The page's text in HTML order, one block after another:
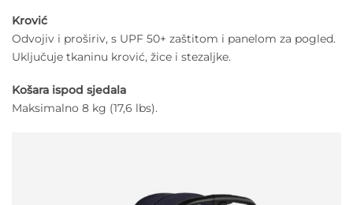
Krović
Odvojiv i proširiv, s UPF 50+ zaštitom i panelom za pogled.
Uključuje tkaninu krović, žice i stezaljke.
Košara ispod sjedala
Maksimalno 8 kg (17,6 lbs).